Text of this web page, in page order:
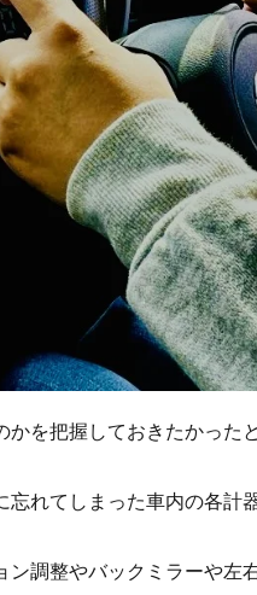
を把握しておきたかった
れてしまった車内の各計
調整やバックミラーや左